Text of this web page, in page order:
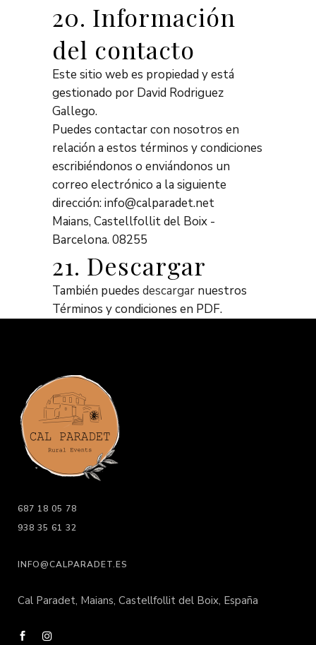
20. Información
del contacto
Este sitio web es propiedad y está
gestionado por David Rodriguez
Gallego.
Puedes contactar con nosotros en
relación a estos términos y condiciones
escribiéndonos o enviándonos un
correo electrónico a la siguiente
dirección: info@calparadet.net
Maians, Castellfollit del Boix -
Barcelona. 08255
21. Descargar
También puedes descargar nuestros
Términos y condiciones en PDF.
687 18 05 78
938 35 61 32
INFO@CALPARADET.ES
Cal Paradet, Maians, Castellfollit del Boix, España